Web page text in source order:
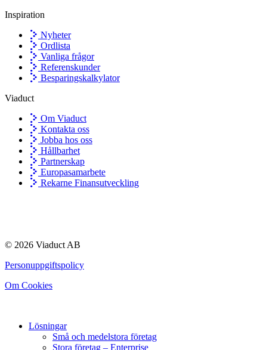
Inspiration
Nyheter
Ordlista
Vanliga frågor
Referenskunder
Besparingskalkylator
Viaduct
Om Viaduct
Kontakta oss
Jobba hos oss
Hållbarhet
Partnerskap
Europasamarbete
Rekarne Finansutveckling
© 2026 Viaduct AB
Personuppgiftspolicy
Om Cookies
Lösningar
Små och medelstora företag
Stora företag – Enterprise